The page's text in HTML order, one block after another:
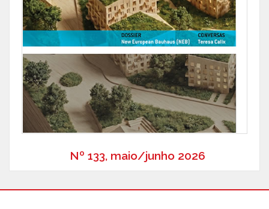
Nº 133, maio/junho 2026